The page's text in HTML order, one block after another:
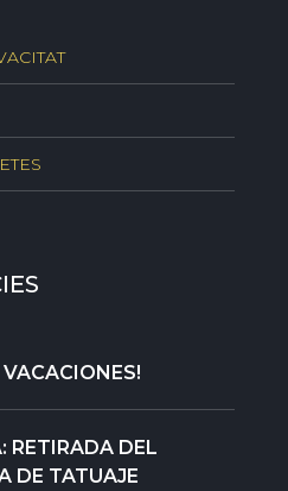
VACACIONES!
RETIRADA DEL
DE TATUAJE